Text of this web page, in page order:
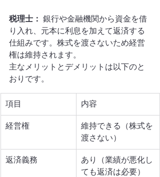
税理士： 銀行や金融機関から資金を借
り入れ、元本に利息を加えて返済する
仕組みです。株式を渡さないため経営
権は維持されます。
主なメリットとデメリットは以下のと
おりです。
項目 内容
経営権
維持できる（株式を
渡さない）
返済義務
あり（業績が悪化し
ても返済は必要）